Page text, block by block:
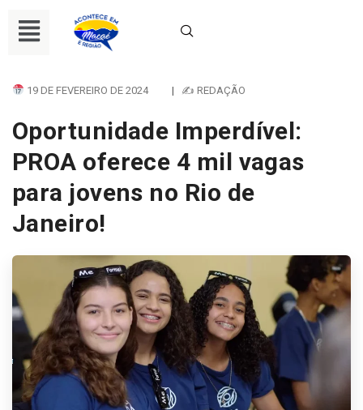
19 DE FEVEREIRO DE 2024 | ✍ REDAÇÃO
Oportunidade Imperdível:
PROA oferece 4 mil vagas
para jovens no Rio de
Janeiro!